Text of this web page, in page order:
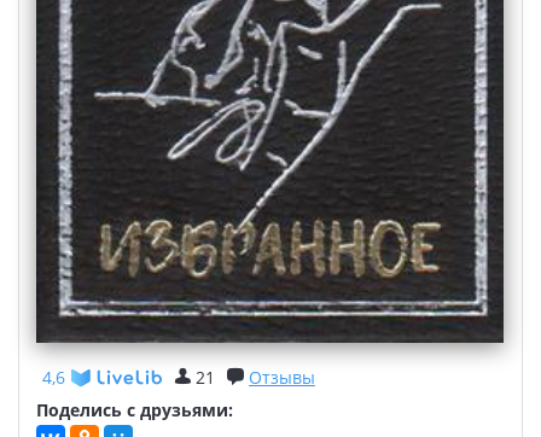
4,6 21
Отзывы
Поделись с друзьями: